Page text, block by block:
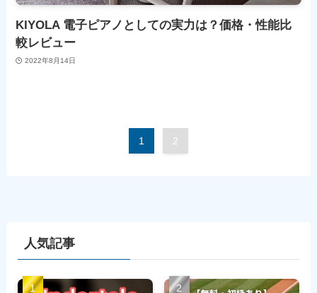
KIYOLA 電子ピアノとしての実力は？価格・性能比
較レビュー
2022年8月14日
1 2
人気記事